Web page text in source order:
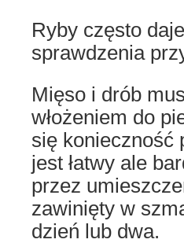
Ryby często
sprawdzenia
Mięso i drób
włożeniem do
się konieczność
jest łatwy ale
przez
zawinięty w
dzień lub dwa.